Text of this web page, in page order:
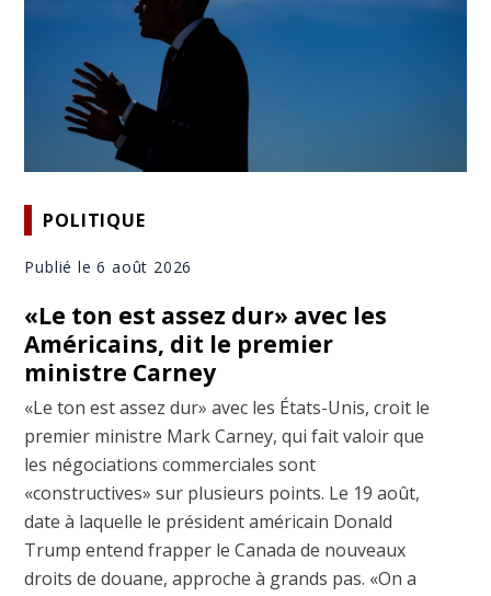
POLITIQUE
Publié le 6 août 2026
«Le ton est assez dur» avec les
Américains, dit le premier
ministre Carney
«Le ton est assez dur» avec les États-Unis, croit le
premier ministre Mark Carney, qui fait valoir que
les négociations commerciales sont
«constructives» sur plusieurs points. Le 19 août,
date à laquelle le président américain Donald
Trump entend frapper le Canada de nouveaux
droits de douane, approche à grands pas. «On a